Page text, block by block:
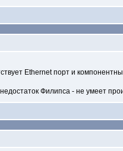
Ethernet порт и
Филипса - не умеет